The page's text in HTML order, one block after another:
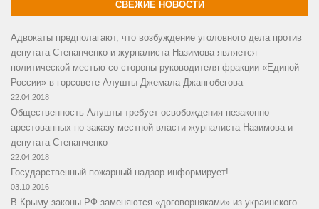
СВЕЖИЕ НОВОСТИ
Адвокаты предполагают, что возбуждение уголовного дела против
депутата Степанченко и журналиста Назимова является
политической местью со стороны руководителя фракции «Единой
России» в горсовете Алушты Джемала Джангобегова
22.04.2018
Общественность Алушты требует освобождения незаконно
арестованных по заказу местной власти журналиста Назимова и
депутата Степанченко
22.04.2018
Государственный пожарный надзор информирует!
03.10.2016
В Крыму законы РФ заменяются «договорняками» из украинского